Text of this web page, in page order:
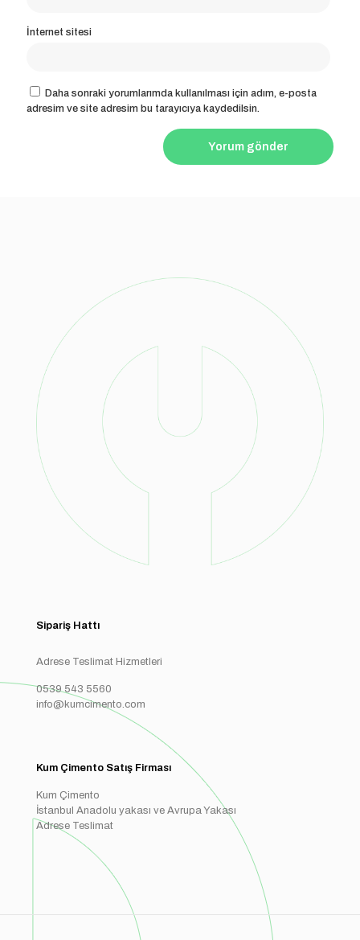
İnternet sitesi
Daha sonraki yorumlarımda kullanılması için adım, e-posta
adresim ve site adresim bu tarayıcıya kaydedilsin.
Sipariş Hattı
Adrese Teslimat Hizmetleri
0539 543 5560
info@kumcimento.com
Kum Çimento Satış Firması
Kum Çimento
İstanbul Anadolu yakası ve Avrupa Yakası
Adrese Teslimat